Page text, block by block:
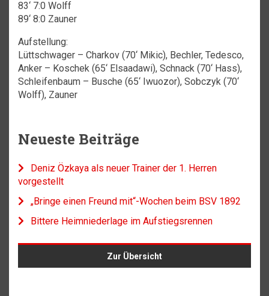
83‘ 7:0 Wolff
89‘ 8:0 Zauner
Aufstellung:
Lüttschwager – Charkov (70‘ Mikic), Bechler, Tedesco,
Anker – Koschek (65‘ Elsaadawi), Schnack (70‘ Hass),
Schleifenbaum – Busche (65‘ Iwuozor), Sobczyk (70‘
Wolff), Zauner
Neueste Beiträge
Deniz Özkaya als neuer Trainer der 1. Herren
vorgestellt
„Bringe einen Freund mit“-Wochen beim BSV 1892
Bittere Heimniederlage im Aufstiegsrennen
Zur Übersicht